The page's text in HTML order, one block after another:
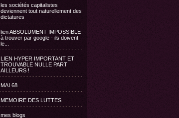
les sociétés capitalistes
deviennent tout naturellement des
dictatures
lien ABSOLUMENT IMPOSSIBLE
à trouver par google - ils doivent
le...
LIEN HYPER IMPORTANT ET
TROUVABLE NULLE PART
AILLEURS !
MAI 68
MEMOIRE DES LUTTES
mes blogs